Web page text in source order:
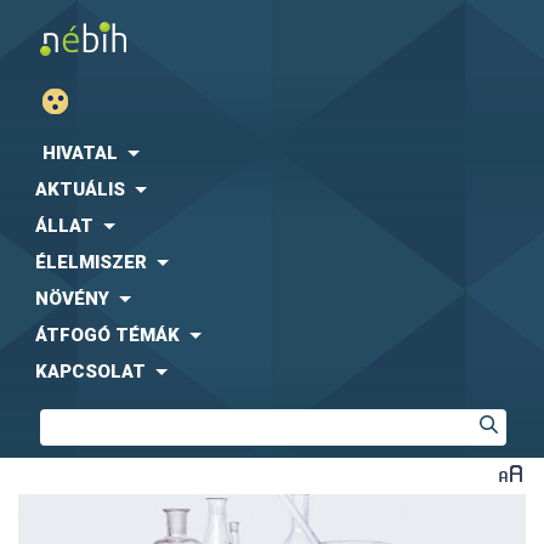
HIVATAL
AKTUÁLIS
ÁLLAT
ÉLELMISZER
NÖVÉNY
ÁTFOGÓ TÉMÁK
KAPCSOLAT